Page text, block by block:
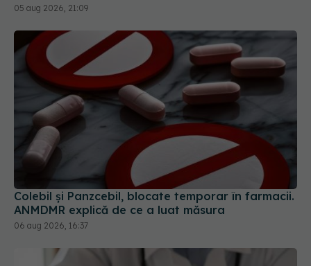
05 aug 2026, 21:09
Colebil și Panzcebil, blocate temporar în farmacii.
ANMDMR explică de ce a luat măsura
06 aug 2026, 16:37